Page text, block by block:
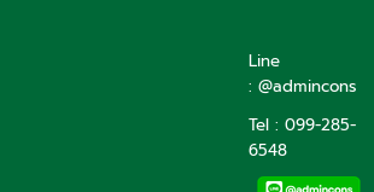
Line
: @admincons
Tel : 099-285-
6548